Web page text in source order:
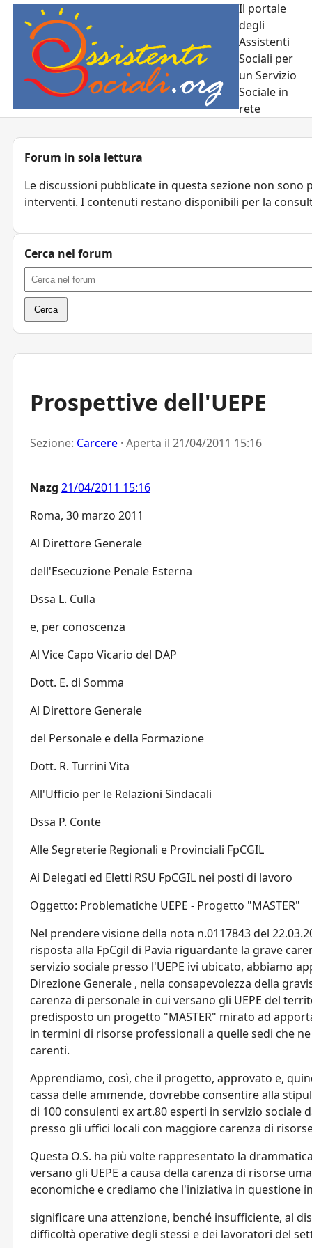
Il portale
degli
Assistenti
Sociali per
un Servizio
Sociale in
rete
Prospettive dell'UEPE
Sezione: Carcere · Aperta il 21/04/2011 15:16
Nazg 21/04/2011 15:16
Roma, 30 marzo 2011
Al Direttore Generale
dell'Esecuzione Penale Esterna
Dssa L. Culla
e, per conoscenza
Al Vice Capo Vicario del DAP
Dott. E. di Somma
Al Direttore Generale
del Personale e della Formazione
Dott. R. Turrini Vita
All'Ufficio per le Relazioni Sindacali
Dssa P. Conte
Alle Segreterie Regionali e Provinciali FpCGIL
Ai Delegati ed Eletti RSU FpCGIL nei posti di lavoro
Oggetto: Problematiche UEPE - Progetto "MASTER"
Nel prendere visione della nota n.0117843 del
risposta alla FpCgil di Pavia riguardante la grave
servizio sociale presso l'UEPE ivi ubicato, abbiamo
Direzione Generale , nella consapevolezza della
carenza di personale in cui versano gli UEPE del
predisposto un progetto "MASTER" mirato ad
in termini di risorse professionali a quelle sedi che
carenti.
Apprendiamo, così, che il progetto, approvato e,
cassa delle ammende, dovrebbe consentire alla
di 100 consulenti ex art.80 esperti in servizio sociale
presso gli uffici locali con maggiore carenza di
Questa O.S. ha più volte rappresentato la
versano gli UEPE a causa della carenza di risorse
economiche e crediamo che l'iniziativa in questione
significare una attenzione, benché insufficiente, al
difficoltà operative degli stessi e dei lavoratori del
Forum in sola lettura
Le discussioni pubblicate in questa sezione non sono
interventi. I contenuti restano disponibili per la
Cerca nel forum
Cerca